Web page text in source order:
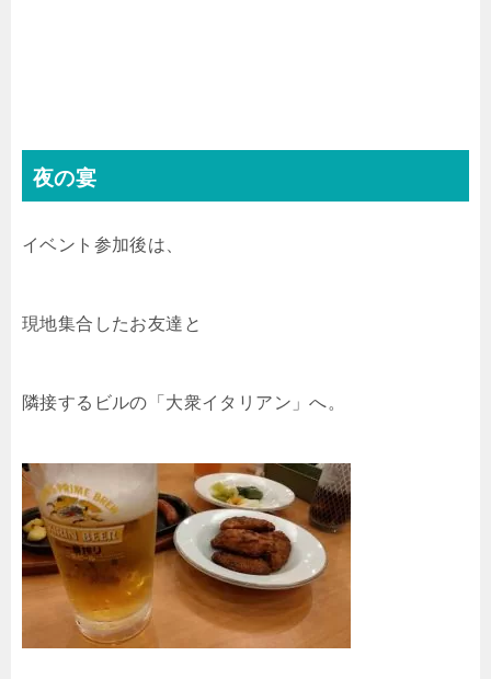
夜の宴
イベント参加後は、
現地集合したお友達と
隣接するビルの「大衆イタリアン」へ。